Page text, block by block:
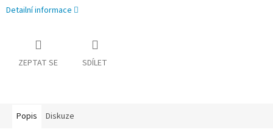
Detailní informace
ZEPTAT SE SDÍLET
Popis Diskuze